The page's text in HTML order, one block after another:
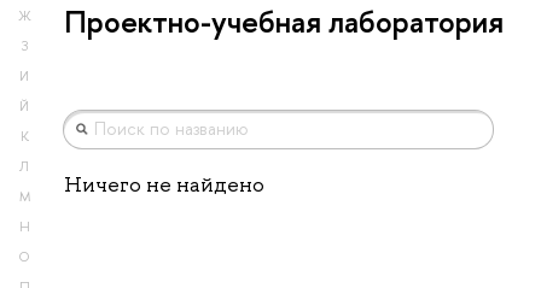
Ж
З
И
Й
К
Л
М
Н
О
Проектно-учебная лаборатория
Ничего не найдено